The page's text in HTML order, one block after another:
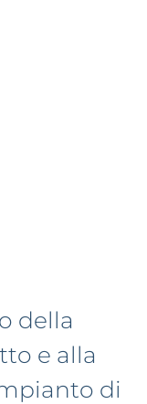
della
e alla
di